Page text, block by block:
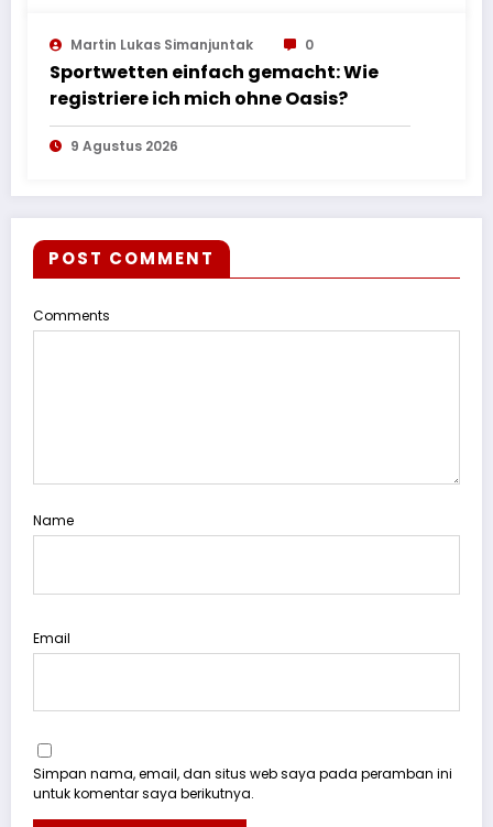
Martin Lukas Simanjuntak 0
Sportwetten einfach gemacht: Wie
registriere ich mich ohne Oasis?
9 Agustus 2026
POST COMMENT
Comments
Name
Email
Simpan nama, email, dan situs web saya pada peramban ini
untuk komentar saya berikutnya.